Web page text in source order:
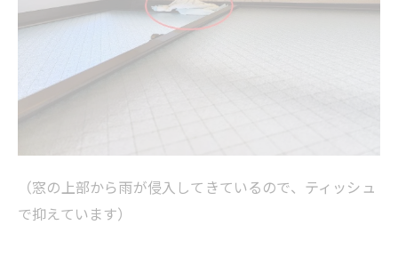
（窓の上部から雨が侵入してきているので、ティッシュ
で抑えています）